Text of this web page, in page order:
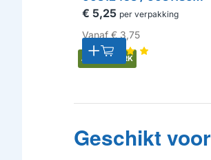
HUISMERK
311556 / TCZ6002 /
TZ60002 (6st.)
€ 5,25 per verpakking
Vanaf € 3,75
Geschikt voor